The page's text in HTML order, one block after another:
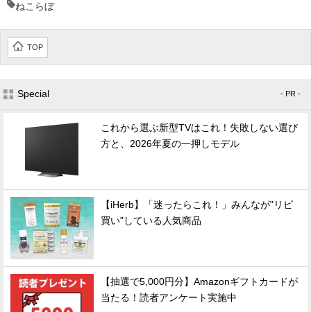
ねこらぼ
TOP
Special - PR -
これから選ぶ新型TVはこれ！失敗しない選び
方と、2026年夏の一押しモデル
【iHerb】「迷ったらこれ！」みんなが"リピ
買い"している人気商品
【抽選で5,000円分】Amazonギフトカードが
当たる！読者アンケート実施中